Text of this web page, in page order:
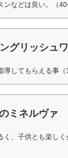
などは良い。（40
グリッシュ
してもらえる事（
ミネルヴァ
く、子供とも楽し